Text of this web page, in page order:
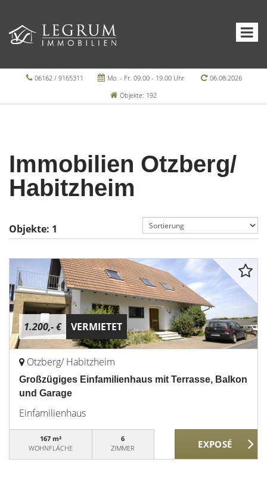
06162 / 9165311 Mo. - Fr. 09.00 - 19.00 Uhr
06.08.2026
Objekte: 192
Immobilien Otzberg/
Habitzheim
Objekte: 1
1.200,- € VERMIETET
Otzberg/ Habitzheim
Großzügiges Einfamilienhaus mit Terrasse, Balkon
und Garage
Einfamilienhaus
167 m²
WOHNFLÄCHE
6
ZIMMER